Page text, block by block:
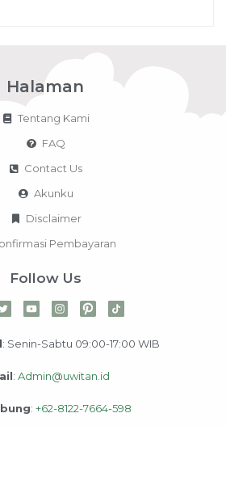
Halaman
Tentang Kami
FAQ
Contact Us
Akunku
Disclaimer
Pembayaran
Follow Us
: Senin-Sabtu 09:00-17:00 WIB
: Admin@uwitan.id
: +62-8122-7664-598